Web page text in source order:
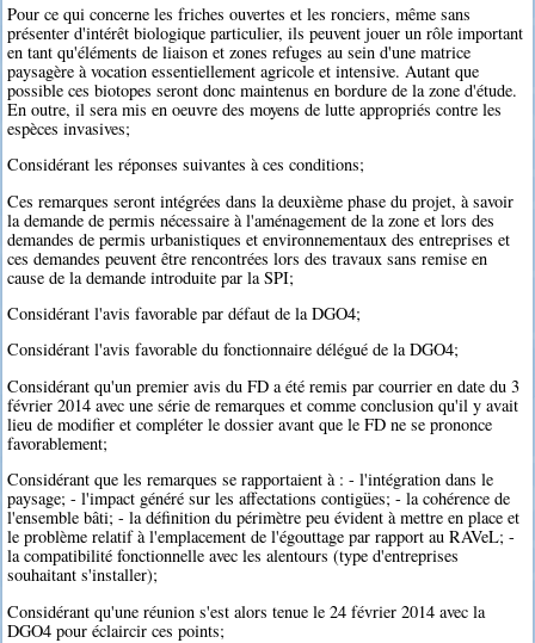
Pour ce qui concerne les friches ouvertes et les ronciers, même sans
présenter d'intérêt biologique particulier, ils peuvent jouer un rôle important
en tant qu'éléments de liaison et zones refuges au sein d'une matrice
paysagère à vocation essentiellement agricole et intensive. Autant que
possible ces biotopes seront donc maintenus en bordure de la zone d'étude.
En outre, il sera mis en oeuvre des moyens de lutte appropriés contre les
espèces invasives;
Considérant les réponses suivantes à ces conditions;
Ces remarques seront intégrées dans la deuxième phase du projet, à savoir
la demande de permis nécessaire à l'aménagement de la zone et lors des
demandes de permis urbanistiques et environnementaux des entreprises et
ces demandes peuvent être rencontrées lors des travaux sans remise en
cause de la demande introduite par la SPI;
Considérant l'avis favorable par défaut de la DGO4;
Considérant l'avis favorable du fonctionnaire délégué de la DGO4;
Considérant qu'un premier avis du FD a été remis par courrier en date du 3
février 2014 avec une série de remarques et comme conclusion qu'il y avait
lieu de modifier et compléter le dossier avant que le FD ne se prononce
favorablement;
Considérant que les remarques se rapportaient à : - l'intégration dans le
paysage; - l'impact généré sur les affectations contigües; - la cohérence de
l'ensemble bâti; - la définition du périmètre peu évident à mettre en place et
le problème relatif à l'emplacement de l'égouttage par rapport au RAVeL; -
la compatibilité fonctionnelle avec les alentours (type d'entreprises
souhaitant s'installer);
Considérant qu'une réunion s'est alors tenue le 24 février 2014 avec la
DGO4 pour éclaircir ces points;